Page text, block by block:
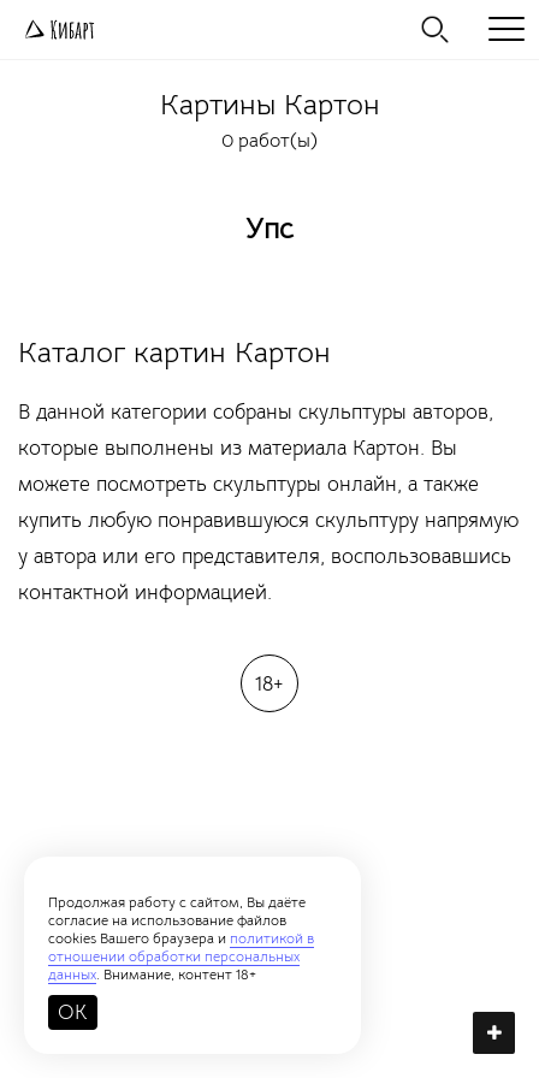
Картины Картон
0 работ(ы)
Упс
Каталог картин Картон
В данной категории собраны скульптуры авторов,
которые выполнены из материала Картон. Вы
можете посмотреть скульптуры онлайн, а также
купить любую понравившуюся скульптуру напрямую
у автора или его представителя, воспользовавшись
контактной информацией.
18+
Продолжая работу с сайтом, Вы даёте
согласие на использование файлов
cookies Вашего браузера и политикой в
отношении обработки персональных
данных. Внимание, контент 18+
OK